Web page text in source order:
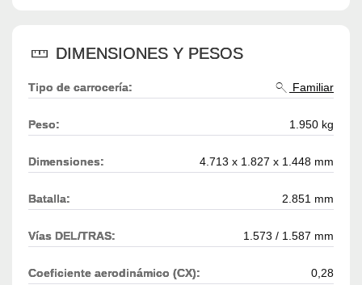
DIMENSIONES Y PESOS
Tipo de carrocería: Familiar
Peso: 1.950 kg
Dimensiones: 4.713 x 1.827 x 1.448 mm
Batalla: 2.851 mm
Vías DEL/TRAS: 1.573 / 1.587 mm
Coeficiente aerodinámico (CX): 0,28